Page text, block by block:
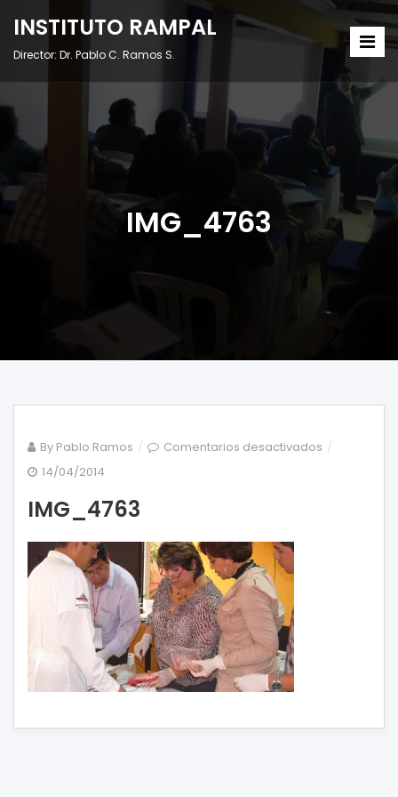
INSTITUTO RAMPAL
Director: Dr. Pablo C. Ramos S.
IMG_4763
By Pablo Ramos Comentarios desactivados en
14/04/2014
IMG_4763